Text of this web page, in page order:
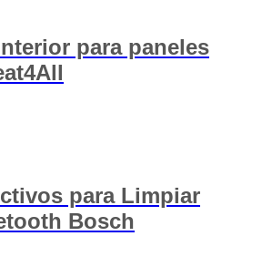
para paneles
para Limpiar
Bosch